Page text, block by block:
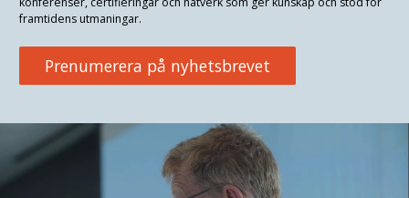
framtidens utmaningar.
Prenumerera på nyhetsbrevet